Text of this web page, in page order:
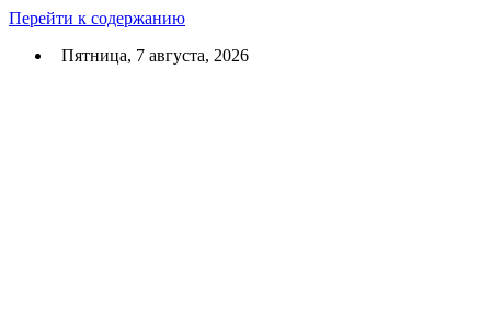
Перейти к содержанию
Пятница, 7 августа, 2026